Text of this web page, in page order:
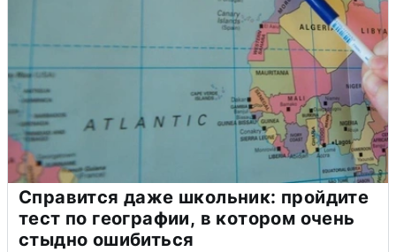
Справится даже школьник: пройдите
тест по географии, в котором очень
стыдно ошибиться